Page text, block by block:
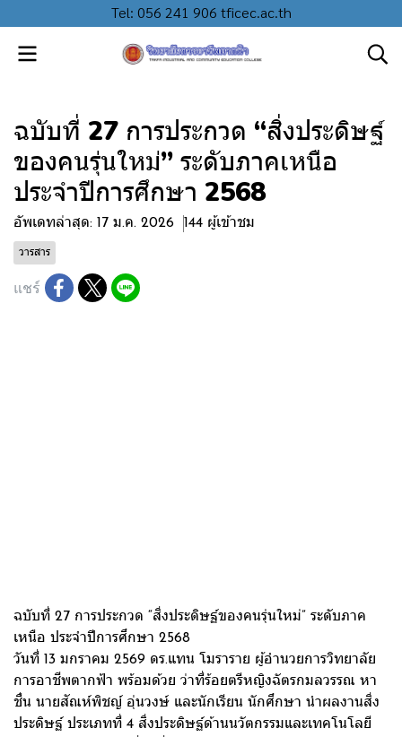
Tel: 056 241 906 tficec.ac.th
ฉบับที่ 27 การประกวด “สิ่งประดิษฐ์
ของคนรุ่นใหม่” ระดับภาคเหนือ
ประจำปีการศึกษา 2568
อัพเดทล่าสุด: 17 ม.ค. 2026 144 ผู้เข้าชม
วารสาร
แชร์
ฉบับที่ 27 การประกวด “สิ่งประดิษฐ์ของคนรุ่นใหม่” ระดับภาค
เหนือ ประจำปีการศึกษา 2568
วันที่ 13 มกราคม 2569 ดร.แทน โมราราย ผู้อำนวยการวิทยาลัย
การอาชีพตากฟ้า พร้อมด้วย ว่าที่ร้อยตรีหญิงฉัตรกมลวรรณ หา
ชื่น นายสัณห์พิชญ์ อุ่นวงษ์ และนักเรียน นักศึกษา นำผลงานสิ่ง
ประดิษฐ์ ประเภทที่ 4 สิ่งประดิษฐ์ด้านนวัตกรรมและเทคโนโลยี